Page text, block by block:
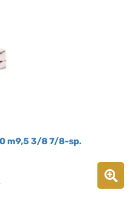
m9,5 3/8 7/8-sp.